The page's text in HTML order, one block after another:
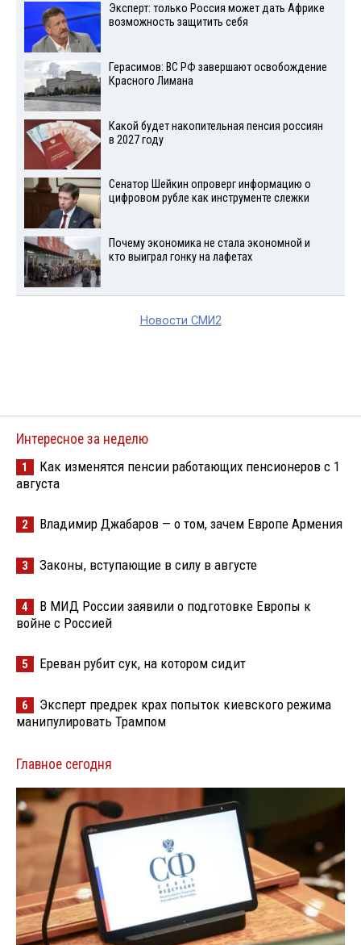
Эксперт: только Россия может дать Африке
возможность защитить себя
Герасимов: ВС РФ завершают освобождение
Красного Лимана
Какой будет накопительная пенсия россиян
в 2027 году
Сенатор Шейкин опроверг информацию о
цифровом рубле как инструменте слежки
Почему экономика не стала экономной и
кто выиграл гонку на лафетах
Новости СМИ2
Интересное за неделю
1
Как изменятся пенсии работающих пенсионеров с 1
августа
2 Владимир Джабаров — о том, зачем Европе Армения
3 Законы, вступающие в силу в августе
4
В МИД России заявили о подготовке Европы к
войне с Россией
5 Ереван рубит сук, на котором сидит
6
Эксперт предрек крах попыток киевского режима
манипулировать Трампом
Главное сегодня